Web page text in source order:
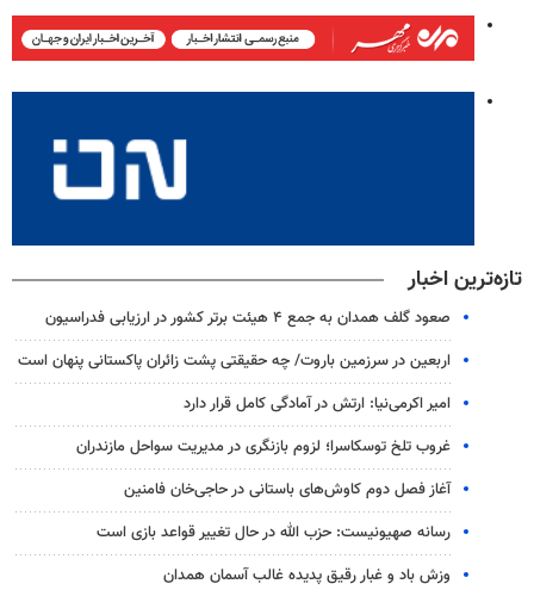
تازه‌ترین اخبار
صعود گلف همدان به جمع ۴ هیئت برتر کشور در ارزیابی فدراسیون
اربعین در سرزمین باروت/ چه حقیقتی پشت زائران پاکستانی پنهان است
امیر اکرمی‌نیا: ارتش در آمادگی کامل قرار دارد
غروب تلخ توسکاسرا؛ لزوم بازنگری در مدیریت سواحل مازندران
آغاز فصل دوم کاوش‌های باستانی در حاجی‌خان فامنین
رسانه صهیونیست: حزب الله در حال تغییر قواعد بازی است
وزش باد و غبار رقیق پدیده غالب آسمان همدان